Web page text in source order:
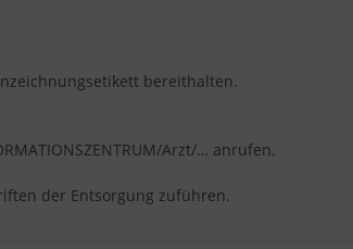
bereithalten.
Arzt/… anrufen.
der Entsorgung zuführen.